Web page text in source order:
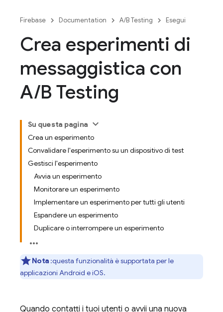
Firebase Documentation A/B Testing Esegui
Crea esperimenti di
messaggistica con
A/B Testing
Su questa pagina
Crea un esperimento
Convalidare l'esperimento su un dispositivo di test
Gestisci l'esperimento
Avvia un esperimento
Monitorare un esperimento
Implementare un esperimento per tutti gli utenti
Espandere un esperimento
Duplicare o interrompere un esperimento
Nota :questa funzionalità è supportata per le
applicazioni Android e iOS.
Quando contatti i tuoi utenti o avvii una nuova